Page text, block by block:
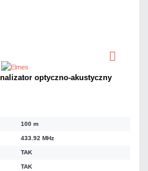
optyczno-akustyczny
100 m
433.92 MHz
TAK
TAK